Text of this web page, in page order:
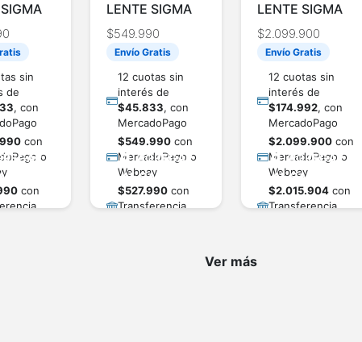
FUJI-X
(C) /
sin
de
, con
con
o
con
LENTE SIGMA
AF 15mm
SONY-E DC
F/1.4 (C) /
406633
$549.990
Envío Gratis
12 cuotas sin
interés de
$45.833, con
MercadoPago
$549.990 con
MercadoPago o
Webpay
$527.990 con
Transferencia
AGREGAR
AL CARRITO
LENTE SIGMA
AF135MM F/1.4
DG ART SONY-
E /(SG20321)
$2.099.900
Envío Gratis
12 cuotas sin
interés de
$174.992, con
MercadoPago
$2.099.900con
MercadoPago o
Webpay
$2.015.904con
Transferencia
AGREGAR
AL CARRITO
Ver más